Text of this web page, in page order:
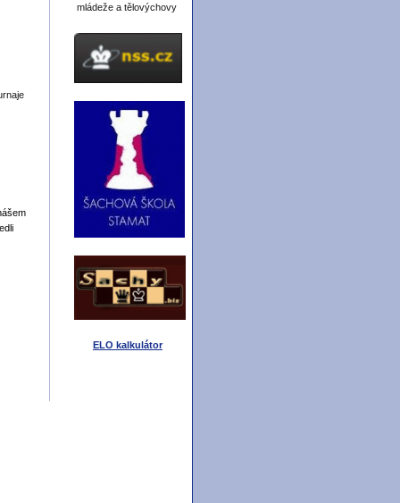
mládeže a tělovýchovy
ELO kalkulátor